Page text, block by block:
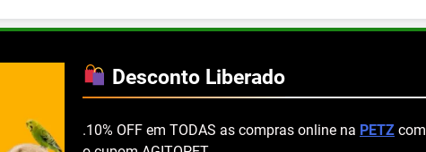
Desconto Liberado
.10% OFF em TODAS as compras online na PETZ com